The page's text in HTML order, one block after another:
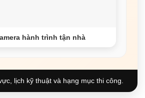
hành trình tận nhà
lịch kỹ thuật và hạng mục thi công.